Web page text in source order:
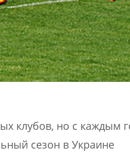
клубов, но с каждым
сезон в Украине